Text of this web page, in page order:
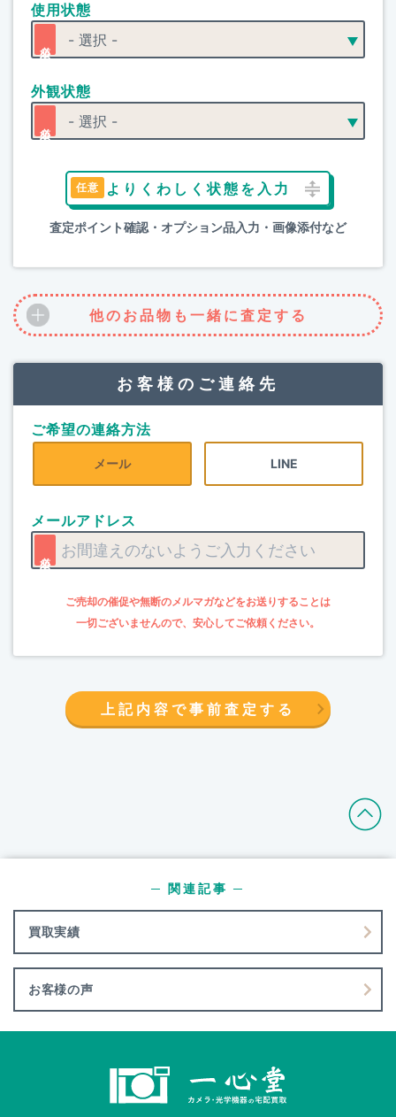
使用状態
外観状態
よりくわしく状態を入力
査定ポイント確認・オプション品入力・画像添付など
他のお品物も一緒に査定する
お客様のご連絡先
ご希望の連絡方法
メール LINE
メールアドレス
上記内容で事前査定する
買取実績
─ 関連記事 ─
お客様の声